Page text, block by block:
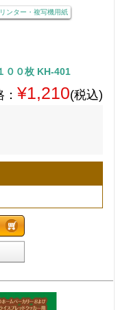
ンター・複写機用紙
００枚 KH-401
¥1,210(税込)